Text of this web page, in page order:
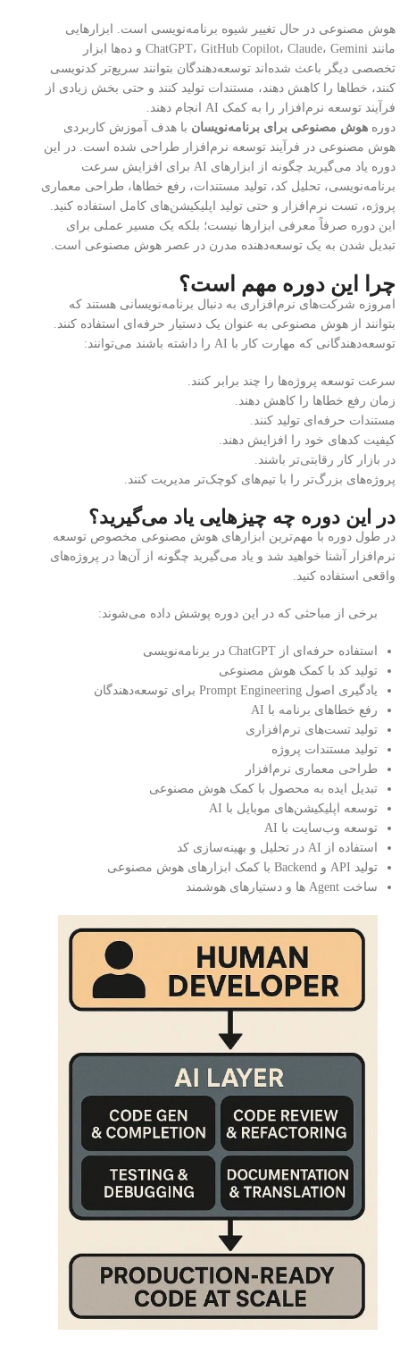
هوش مصنوعی در حال تغییر شیوه برنامه‌نویسی است. ابزارهایی
مانند ChatGPT، GitHub Copilot، Claude، Gemini و ده‌ها ابزار
تخصصی دیگر باعث شده‌اند توسعه‌دهندگان بتوانند سریع‌تر کدنویسی
کنند، خطاها را کاهش دهند، مستندات تولید کنند و حتی بخش زیادی از
فرآیند توسعه نرم‌افزار را به کمک AI انجام دهند.
دوره هوش مصنوعی برای برنامه‌نویسان با هدف آموزش کاربردی
هوش مصنوعی در فرآیند توسعه نرم‌افزار طراحی شده است. در این
دوره یاد می‌گیرید چگونه از ابزارهای AI برای افزایش سرعت
برنامه‌نویسی، تحلیل کد، تولید مستندات، رفع خطاها، طراحی معماری
پروژه، تست نرم‌افزار و حتی تولید اپلیکیشن‌های کامل استفاده کنید.
این دوره صرفاً معرفی ابزارها نیست؛ بلکه یک مسیر عملی برای
تبدیل شدن به یک توسعه‌دهنده مدرن در عصر هوش مصنوعی است.
چرا این دوره مهم است؟
امروزه شرکت‌های نرم‌افزاری به دنبال برنامه‌نویسانی هستند که
بتوانند از هوش مصنوعی به عنوان یک دستیار حرفه‌ای استفاده کنند.
توسعه‌دهندگانی که مهارت کار با AI را داشته باشند می‌توانند:
سرعت توسعه پروژه‌ها را چند برابر کنند.
زمان رفع خطاها را کاهش دهند.
مستندات حرفه‌ای تولید کنند.
کیفیت کدهای خود را افزایش دهند.
در بازار کار رقابتی‌تر باشند.
پروژه‌های بزرگ‌تر را با تیم‌های کوچک‌تر مدیریت کنند.
در این دوره چه چیزهایی یاد می‌گیرید؟
در طول دوره با مهم‌ترین ابزارهای هوش مصنوعی مخصوص توسعه
نرم‌افزار آشنا خواهید شد و یاد می‌گیرید چگونه از آن‌ها در پروژه‌های
واقعی استفاده کنید.
برخی از مباحثی که در این دوره پوشش داده می‌شوند:
استفاده حرفه‌ای از ChatGPT در برنامه‌نویسی
تولید کد با کمک هوش مصنوعی
یادگیری اصول Prompt Engineering برای توسعه‌دهندگان
رفع خطاهای برنامه با AI
تولید تست‌های نرم‌افزاری
تولید مستندات پروژه
طراحی معماری نرم‌افزار
تبدیل ایده به محصول با کمک هوش مصنوعی
توسعه اپلیکیشن‌های موبایل با AI
توسعه وب‌سایت با AI
استفاده از AI در تحلیل و بهینه‌سازی کد
تولید API و Backend با کمک ابزارهای هوش مصنوعی
ساخت Agent ها و دستیارهای هوشمند